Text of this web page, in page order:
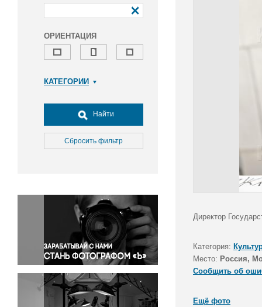
ОРИЕНТАЦИЯ
КАТЕГОРИИ
Досуг, туризм и отдых
Культура
Медицина
Окружающая среда
Политика
Правосудие
Происшествия и конфликты
Религия
Светская жизнь
Спорт
Экология
Найти
Сбросить фильтр
Директор
Категория:
Место: Россия,
Сообщить об
Ещё фото